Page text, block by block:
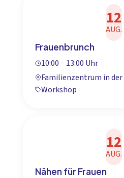
12
AUG.
Frauenbrunch
10:00 − 13:00 Uhr
Familienzentrum in der
Workshop
12
AUG.
Nähen für Frauen